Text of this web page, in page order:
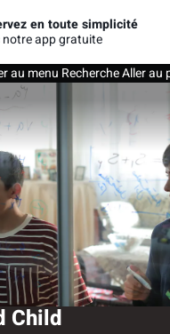
en toute simplicité
notre app gratuite
au menu RechercheAller au
Child